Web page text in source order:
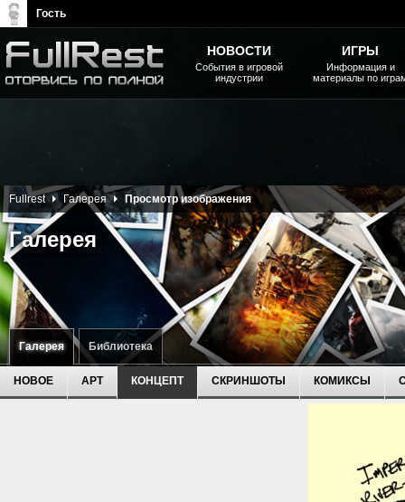
Галерея Библиотека
Галерея
Fullrest Галерея Просмотр изображения
НОВОЕ АРТ КОНЦЕПТ СКРИНШОТЫ КОМИКСЫ
НОВОСТИ
События в игровой
индустрии
ИГРЫ
Информация и
материалы по
Гость